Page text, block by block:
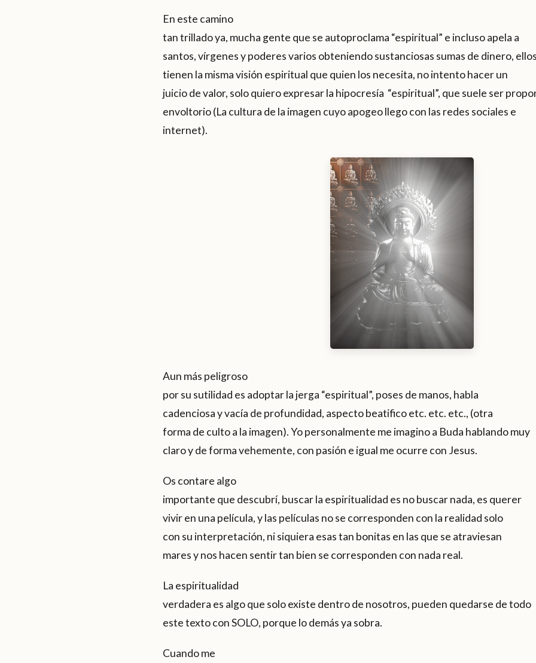
En este camino
tan trillado ya, mucha gente que se autoproclama “espiritual” e incluso apela a
santos, vírgenes y poderes varios obteniendo sustanciosas sumas de dinero,
tienen la misma visión espiritual que quien los necesita, no intento hacer un
juicio de valor, solo quiero expresar la hipocresía “espiritual”, que suele ser
envoltorio (La cultura de la imagen cuyo apogeo llego con las redes sociales e
internet).
Aun más peligroso
por su sutilidad es adoptar la jerga “espiritual”, poses de manos, habla
cadenciosa y vacía de profundidad, aspecto beatifico etc. etc. etc., (otra
forma de culto a la imagen). Yo personalmente me imagino a Buda hablando muy
claro y de forma vehemente, con pasión e igual me ocurre con Jesus.
Os contare algo
importante que descubrí, buscar la espiritualidad es no buscar nada, es querer
vivir en una película, y las películas no se corresponden con la realidad solo
con su interpretación, ni siquiera esas tan bonitas en las que se atraviesan
mares y nos hacen sentir tan bien se corresponden con nada real.
La espiritualidad
verdadera es algo que solo existe dentro de nosotros, pueden quedarse de todo
este texto con SOLO, porque lo demás ya sobra.
Cuando me